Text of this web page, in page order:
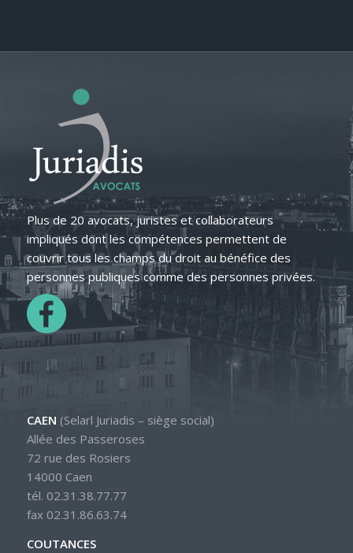
Plus de 20 avocats, juristes et collaborateurs
impliqués dont les compétences permettent de
couvrir tous les champs du droit au bénéfice des
personnes publiques comme des personnes privées.
CAEN (Selarl Juriadis – siège social)
Allée des Passeroses
72 rue des Rosiers
14000 Caen
tél. 02.31.38.77.77
fax 02.31.86.63.74
COUTANCES